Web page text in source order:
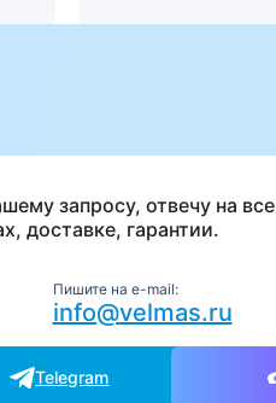
запросу, отвечу на все
доставке, гарантии.
Пишите на e-mail:
info@velmas.ru
Telegram